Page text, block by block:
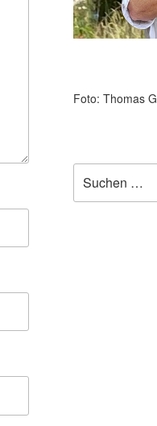
Foto: Thomas
nach: